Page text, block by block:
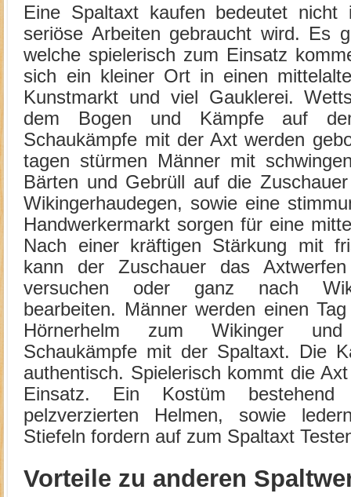
Eine Spaltaxt kaufen bedeutet
seriöse Arbeiten gebraucht wird. Es
welche spielerisch zum Einsatz
sich ein kleiner Ort in einen
Kunstmarkt und viel Gauklerei.
dem Bogen und Kämpfe auf
Schaukämpfe mit der Axt werden
tagen stürmen Männer mit
Bärten und Gebrüll auf die
Wikingerhaudegen, sowie eine
Handwerkermarkt sorgen für eine
Nach einer kräftigen Stärkung mit
kann der Zuschauer das
versuchen oder ganz nach
bearbeiten. Männer werden einen
Hörnerhelm zum Wikinger
Schaukämpfe mit der Spaltaxt. Die
authentisch. Spielerisch kommt die
Einsatz. Ein Kostüm
pelzverzierten Helmen, sowie
Stiefeln fordern auf zum Spaltaxt
Vorteile zu anderen